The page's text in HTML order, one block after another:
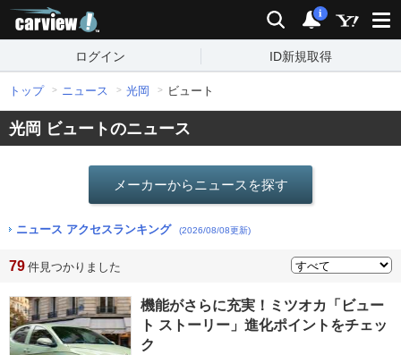
検索 通知
i
ログイン ID新規取得
トップ ニュース 光岡 ビュート
光岡 ビュートのニュース
メーカーからニュースを探す
ニュース アクセスランキング (2026/08/08更新)
79 件見つかりました
機能がさらに充実！ミツオカ「ビュー
ト ストーリー」進化ポイントをチェッ
ク